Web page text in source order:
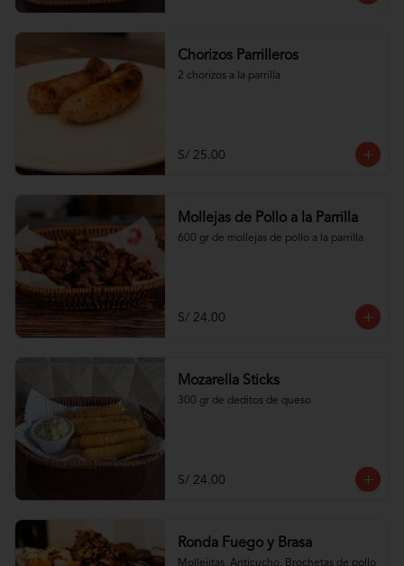
Chorizos Parrilleros
2 chorizos a la parrilla
S/ 25.00
Mollejas de Pollo a la Parrilla
600 gr de mollejas de pollo a la parrilla
S/ 24.00
Mozarella Sticks
300 gr de deditos de queso
S/ 24.00
Ronda Fuego y Brasa
Mollejitas, Anticucho, Brochetas de pollo